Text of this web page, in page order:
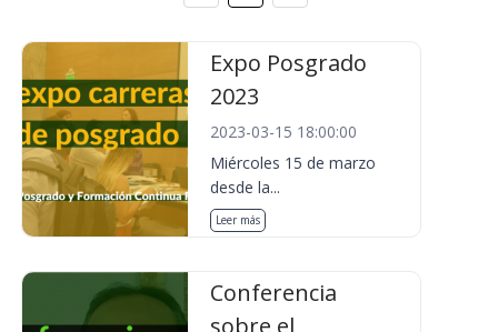
Expo Posgrado
2023
2023-03-15 18:00:00
Miércoles 15 de marzo
desde la...
Leer más
Conferencia
sobre el